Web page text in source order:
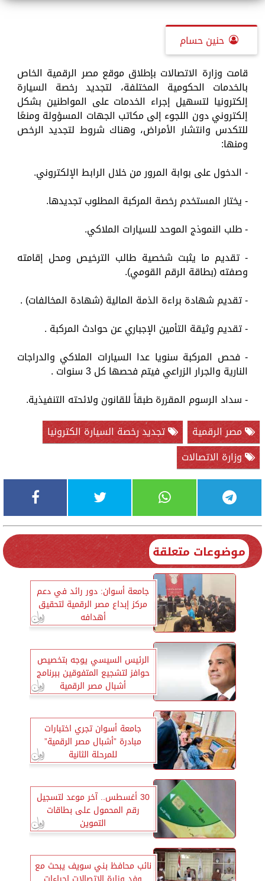
حنين حسام
قامت وزارة الاتصالات بإطلاق موقع مصر الرقمية الخاص
بالخدمات الحكومية المختلفة، لتجديد رخصة السيارة
إلكترونيا لتسهيل إجراء الخدمات على المواطنين بشكل
إلكتروني دون اللجوء إلى مكاتب الجهات المسؤولة ومنعًا
للتكدس وانتشار الأمراض، وهناك شروط لتجديد الرخص
ومنها:
- الدخول على بوابة المرور من خلال الرابط الإلكتروني.
- يختار المستخدم رخصة المركبة المطلوب تجديدها.
- طلب النموذج الموحد للسيارات الملاكي.
- تقديم ما يثبت شخصية طالب الترخيص ومحل إقامته
وصفته (بطاقة الرقم القومي).
- تقديم شهادة براءة الذمة المالية (شهادة المخالفات) .
- تقديم وثيقة التأمين الإجباري عن حوادث المركبة .
- فحص المركبة سنويا عدا السيارات الملاكي والدراجات
النارية والجرار الزراعي فيتم فحصها كل 3 سنوات .
- ​سداد الرسوم المقررة طبقاً للقانون ولائحته التنفيذية.
مصر الرقمية
تجديد رخصة السيارة الكترونيا
وزارة الاتصالات
موضوعات متعلقة
جامعة أسوان: دور رائد في دعم
مركز إبداع مصر الرقمية لتحقيق
أهدافه
الرئيس السيسي يوجه بتخصيص
حوافز لتشجيع المتفوقين ببرنامج
أشبال مصر الرقمية
جامعة أسوان تجري اختبارات
مبادرة ”أشبال مصر الرقمية”
للمرحلة الثانية
30 أغسطس.. آخر موعد لتسجيل
رقم المحمول على بطاقات
التموين
نائب محافظ بني سويف يبحث مع